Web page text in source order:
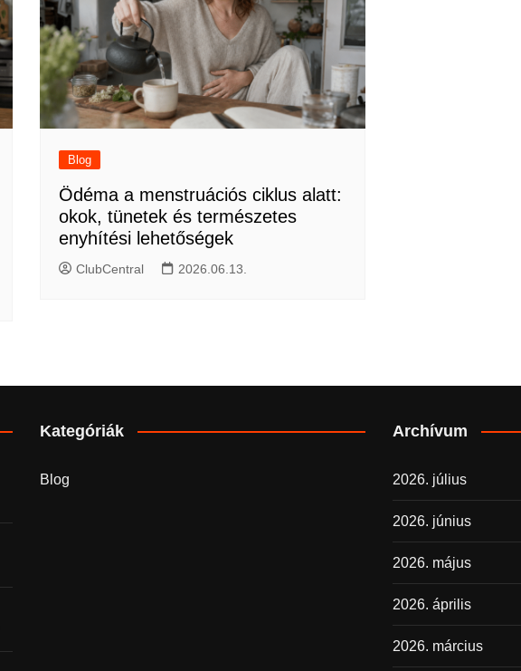
Blog
Ödéma a menstruációs ciklus alatt:
okok, tünetek és természetes
enyhítési lehetőségek
ClubCentral 2026.06.13.
Kategóriák
Blog
Archívum
2026. július
2026. június
2026. május
2026. április
2026. március